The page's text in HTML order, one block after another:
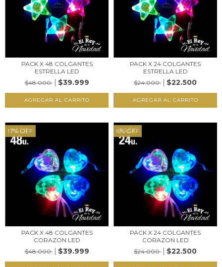
PACK X 48 COLGANTES
ESTRELLA LED
$48.000
$39.999
PACK X 24 COLGANTES
ESTRELLA LED
$24.000
$22.500
17% OFF
PACK X 48 COLGANTES
CORAZON LED
$48.000
$39.999
6%OFF
PACK X 24 COLGANTES
CORAZON LED
$24.000
$22.500